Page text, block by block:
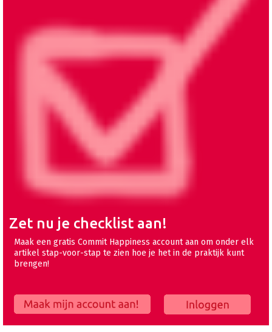
Zet nu je checklist aan!
Maak een gratis Commit Happiness account aan om onder elk
artikel stap-voor-stap te zien hoe je het in de praktijk kunt
brengen!
Maak mijn account aan! Inloggen